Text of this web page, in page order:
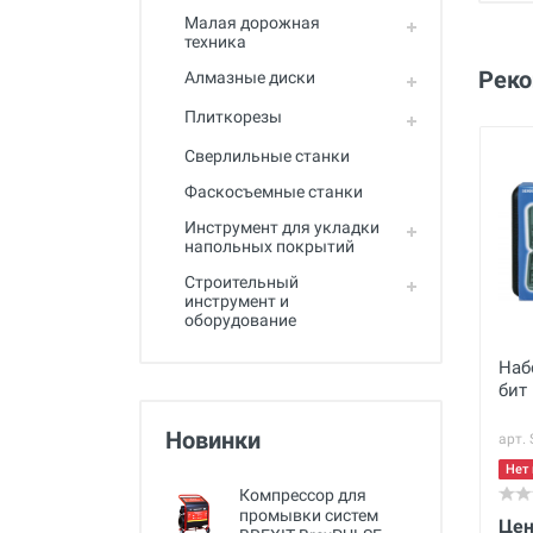
Малая дорожная
техника
Алмазные диски
Плиткорезы
Сверлильные станки
Фаскосъемные станки
Инструмент для укладки
напольных покрытий
Строительный
инструмент и
оборудование
Новинки
Компрессор для
промывки систем
бит
арт.
Нет